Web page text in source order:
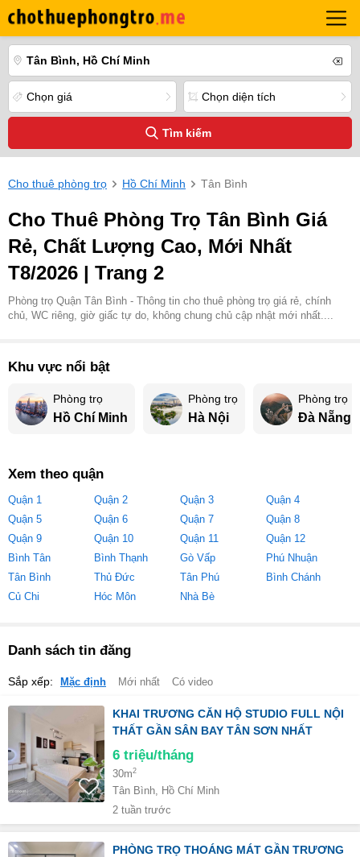
Tân Bình, Hồ Chí Minh
Chọn giá Chọn diện tích
Tìm kiếm
Cho thuê phòng trọ Hồ Chí Minh Tân Bình
Cho Thuê Phòng Trọ Tân Bình Giá
Rẻ, Chất Lượng Cao, Mới Nhất
T8/2026 | Trang 2
Phòng trọ Quận Tân Bình - Thông tin cho thuê phòng trọ giá rẻ, chính
chủ, WC riêng, giờ giấc tự do, không chung chủ cập nhật mới nhất....
Khu vực nổi bật
Phòng trọ
Hồ Chí Minh
Phòng trọ
Hà Nội
Phòng trọ
Đà Nẵng
Xem theo quận
Quận 1 Quận 2 Quận 3
Quận 4
Quận 5
Quận 6 Quận 7
Quận 8
Quận 9
Quận 10 Quận 11
Quận 12
Bình Tân
Bình Thạnh Gò Vấp
Phú Nhuận
Tân Bình
Thủ Đức Tân Phú
Bình Chánh
Củ Chi
Hóc Môn Nhà Bè
Danh sách tin đăng
Sắp xếp: Mặc định Mới nhất Có video
KHAI TRƯƠNG CĂN HỘ STUDIO FULL NỘI
THẤT GẦN SÂN BAY TÂN SƠN NHẤT ️
6 triệu/tháng
30m2
Tân Bình, Hồ Chí Minh
2 tuần trước
PHÒNG TRỌ THOÁNG MÁT GẦN TRƯƠNG